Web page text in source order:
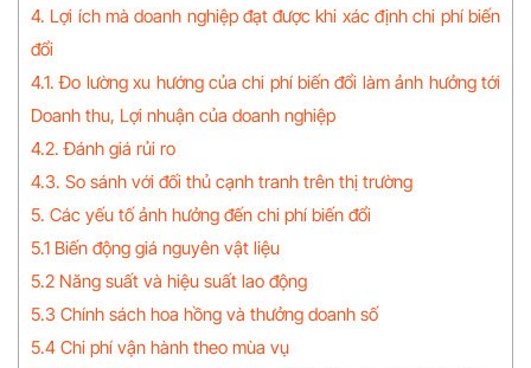
4. Lợi ích mà doanh nghiệp đạt được khi xác định chi phí biến
đổi
4.1. Đo lường xu hướng của chi phí biến đổi làm ảnh hưởng tới
Doanh thu, Lợi nhuận của doanh nghiệp
4.2. Đánh giá rủi ro
4.3. So sánh với đối thủ cạnh tranh trên thị trường
5. Các yếu tố ảnh hưởng đến chi phí biến đổi
5.1 Biến động giá nguyên vật liệu
5.2 Năng suất và hiệu suất lao động
5.3 Chính sách hoa hồng và thưởng doanh số
5.4 Chi phí vận hành theo mùa vụ